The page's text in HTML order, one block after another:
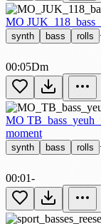
MO
synth bass rolls
00:05Dm
MO
moment
synth bass rolls
00:01-